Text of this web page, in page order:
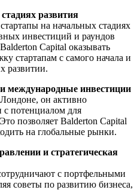
развития
на начальных стадиях
инвестиций и раундов
Capital оказывать
стартапам с самого начала и
развитии.
международные инвестиции
он активно
потенциалом для
позволяет Balderton Capital
на глобальные рынки.
и стратегическая
с портфельными
советы по развитию бизнеса,